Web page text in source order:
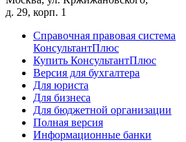
д. 29, корп. 1
Справочная правовая система
КонсультантПлюс
Купить КонсультантПлюс
Версия для бухгалтера
Для юриста
Для бизнеса
Для бюджетной организации
Полная версия
Информационные банки